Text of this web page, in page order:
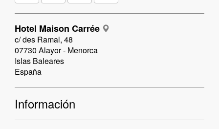
Hotel Maison Carrée
c/ des Ramal, 48
07730 Alayor - Menorca
Islas Baleares
España
Información